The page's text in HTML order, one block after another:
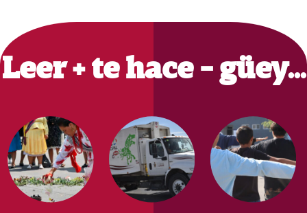
Primary
Sidebar
Leer + te hace - güey…